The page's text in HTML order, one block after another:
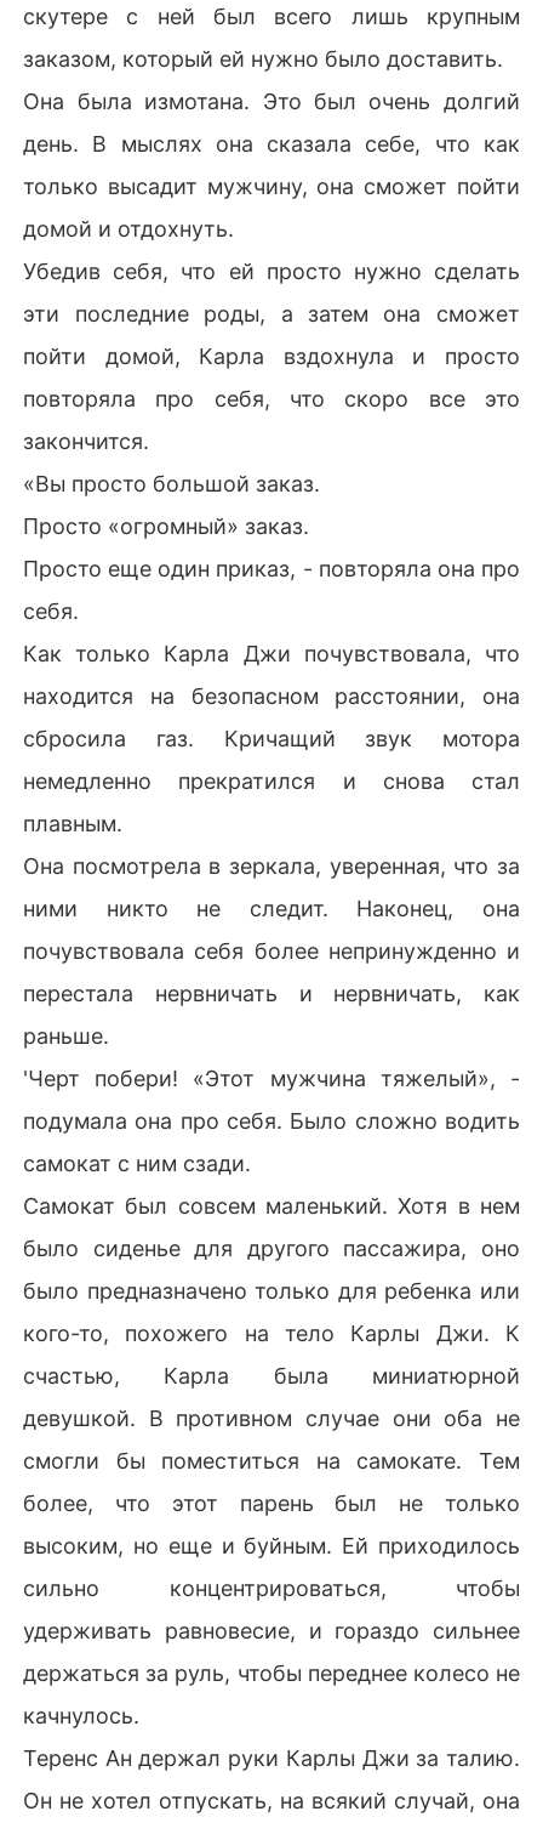
скутере с ней был всего лишь крупным
заказом, который ей нужно было доставить.
Она была измотана. Это был очень долгий
день. В мыслях она сказала себе, что как
только высадит мужчину, она сможет пойти
домой и отдохнуть.
Убедив себя, что ей просто нужно сделать
эти последние роды, а затем она сможет
пойти домой, Карла вздохнула и просто
повторяла про себя, что скоро все это
закончится.
«Вы просто большой заказ.
Просто «огромный» заказ.
Просто еще один приказ, - повторяла она про
себя.
Как только Карла Джи почувствовала, что
находится на безопасном расстоянии, она
сбросила газ. Кричащий звук мотора
немедленно прекратился и снова стал
плавным.
Она посмотрела в зеркала, уверенная, что за
ними никто не следит. Наконец, она
почувствовала себя более непринужденно и
перестала нервничать и нервничать, как
раньше.
'Черт побери! «Этот мужчина тяжелый», -
подумала она про себя. Было сложно водить
самокат с ним сзади.
Самокат был совсем маленький. Хотя в нем
было сиденье для другого пассажира, оно
было предназначено только для ребенка или
кого-то, похожего на тело Карлы Джи. К
счастью, Карла была миниатюрной
девушкой. В противном случае они оба не
смогли бы поместиться на самокате. Тем
более, что этот парень был не только
высоким, но еще и буйным. Ей приходилось
сильно концентрироваться, чтобы
удерживать равновесие, и гораздо сильнее
держаться за руль, чтобы переднее колесо не
качнулось.
Теренс Ан держал руки Карлы Джи за талию.
Он не хотел отпускать, на всякий случай, она